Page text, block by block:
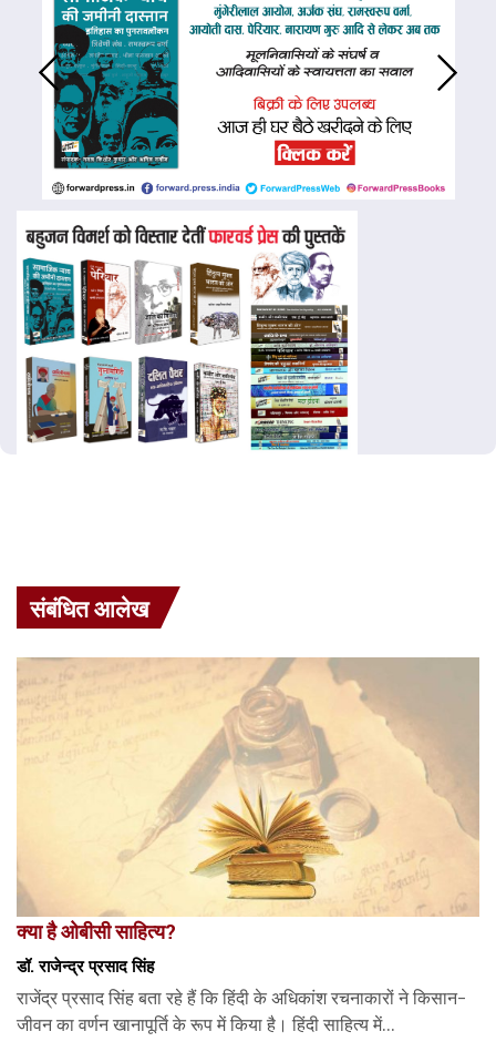
संबंधित आलेख
क्या है ओबीसी साहित्य?
डॉ. राजेन्द्र प्रसाद सिंह
राजेंद्र प्रसाद सिंह बता रहे हैं कि हिंदी के अधिकांश रचनाकारों ने किसान-
जीवन का वर्णन खानापूर्ति के रूप में किया है। हिंदी साहित्य में...